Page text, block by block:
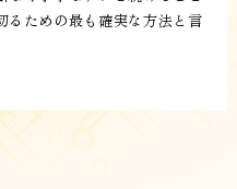
るための最も確実な方法と言